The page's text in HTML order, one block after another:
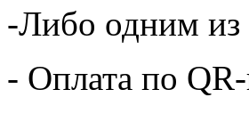
-Либо одним из
- Оплата по